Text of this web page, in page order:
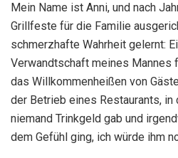
Mein Name ist Anni, und nach
Grillfeste für die Familie
schmerzhafte Wahrheit gelernt:
Verwandtschaft meines Mannes
das Willkommenheißen von
der Betrieb eines Restaurants, in
niemand Trinkgeld gab und
dem Gefühl ging, ich würde ihm